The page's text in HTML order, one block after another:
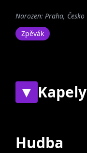
Narozen: Praha, Česko
Zpěvák
▼ Kapely
Hudba